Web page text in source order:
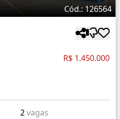
Cód.: 126564
R$ 1.450.000
2vagas